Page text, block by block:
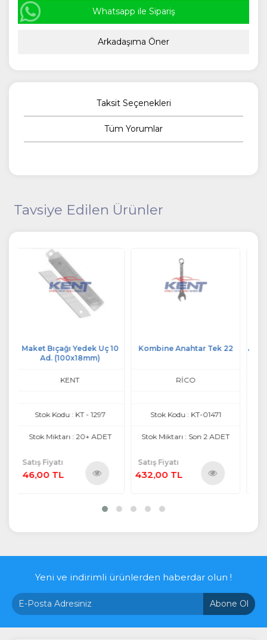
Whatsapp ile Sipariş
Arkadaşıma Öner
Taksit Seçenekleri
Tüm Yorumlar
Tavsiye Edilen Ürünler
Kombine Anahtar Tek 22
RİCO
Stok Kodu : KT-01471
Stok Miktarı : Son 2 ADET
Satış Fiyatı
432,00 TL
İncele
ALYAN Anahtar Takım Düz 9
KENT
Stok Kodu : KT-01462
Stok Miktarı : Son 1 ADET
Satış Fiyatı
576,00 TL
Yeni ve indirimli ürünlerden haberdar olun !
Abone Ol